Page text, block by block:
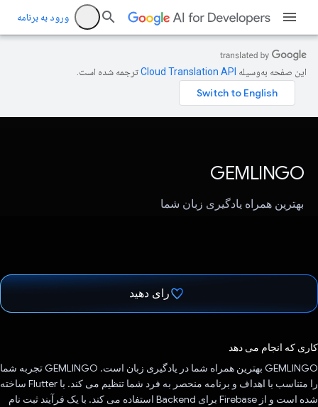
ورود به برنامه
این صفحه به‌وسیله ترجمه شده است.
GEMLINGO
بهترین همراه یادگیری زبان شما
رای دهید
کاری که انجام می دهد
GEMLINGO بهترین همراه شما در یادگیری زبان است. GEMLINGO تجربه شما
را متناسب با اهداف و برنامه منحصر به فرد شما تنظیم می کند. با Flutter ساخته
شده است و از Firebase برای Backend استفاده می کند. با یک فرآیند ثبت نام